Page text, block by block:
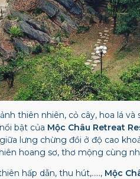
thiên nhiên, cỏ cây, hoa lá và
bật của Mộc Châu Retreat
lưng chừng đồi ở độ cao
hoang sơ, thơ mộng cùng
hấp dẫn, thu hút,….., Mộc